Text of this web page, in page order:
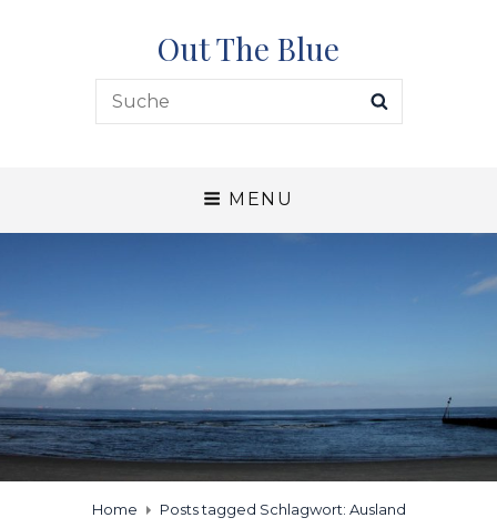
Out The Blue
Search
for:
MENU
Home Posts tagged Schlagwort: Ausland